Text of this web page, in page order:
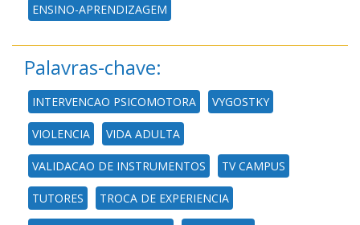
ENSINO-APRENDIZAGEM
Palavras-chave:
INTERVENCAO PSICOMOTORA VYGOSTKY
VIOLENCIA VIDA ADULTA
VALIDACAO DE INSTRUMENTOS TV CAMPUS
TUTORES TROCA DE EXPERIENCIA